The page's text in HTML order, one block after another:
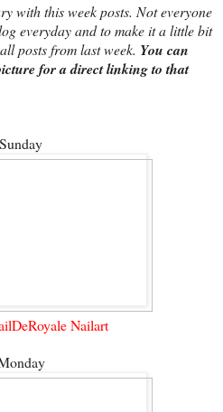
with this week posts. Not everyone
everyday and to make it a little bit
posts from last week. You can
for a direct linking to that
Sunday
Nailart